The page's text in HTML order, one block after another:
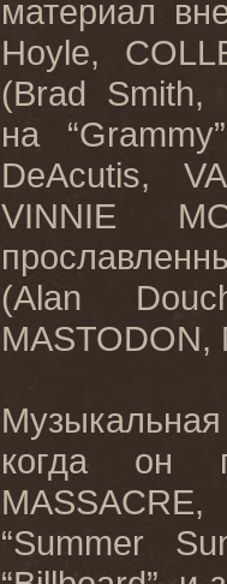
материал
Hoyle,
(Brad Smith,
на
DeAcutis,
VINNIE
(Alan
MASTODON,
когда он
“Summer